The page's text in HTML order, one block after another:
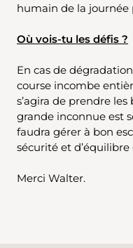
humain de la journée
Où vois-tu les défis ?
En cas de
course incombe
s’agira de prendre
grande inconnue est
faudra gérer à bon
sécurité et
Merci Walter.